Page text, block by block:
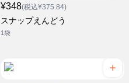
¥348(税込¥375.84)
スナップえんどう
1袋